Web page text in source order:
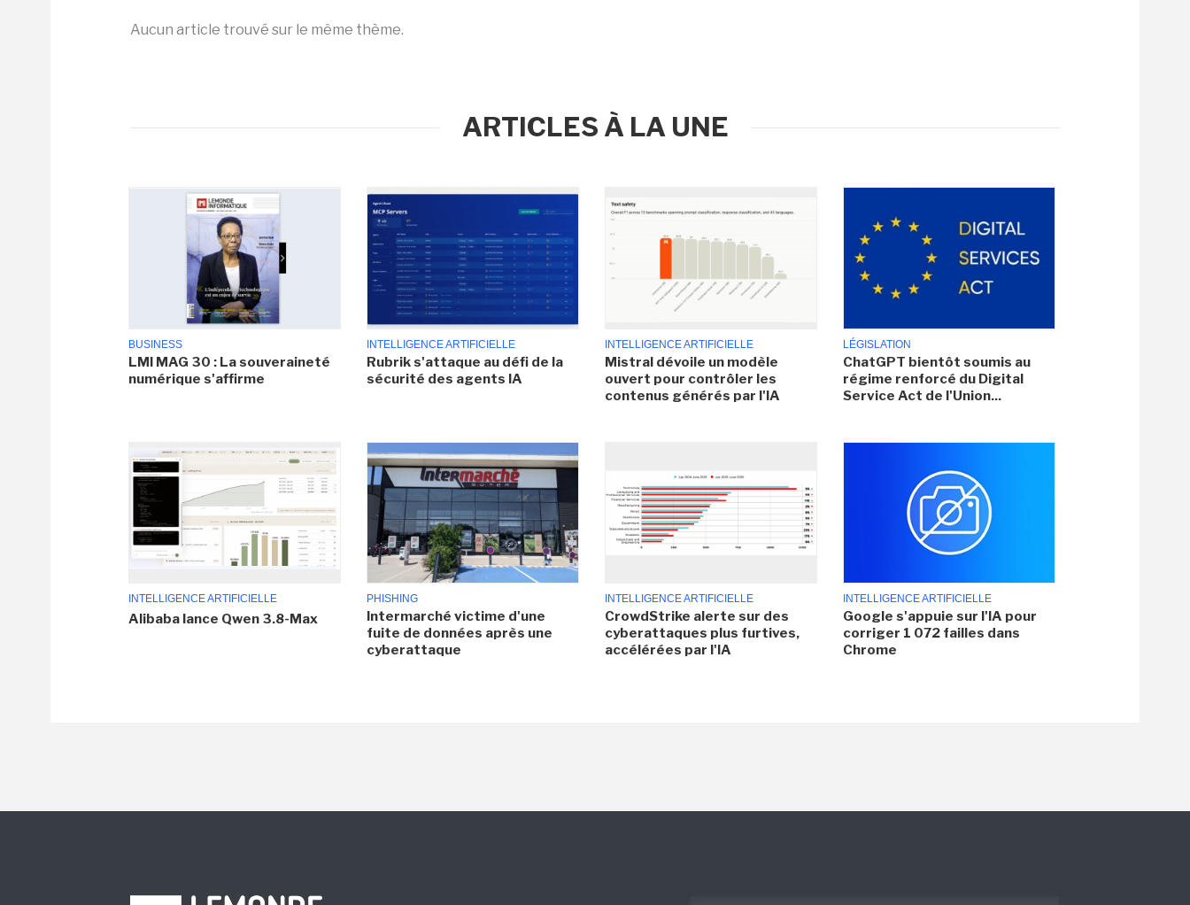
Aucun article trouvé sur le même thème.
ARTICLES À LA UNE
BUSINESS
LMI MAG 30 : La souveraineté
numérique s'affirme
INTELLIGENCE ARTIFICIELLE
Rubrik s'attaque au défi de la
sécurité des agents IA
INTELLIGENCE ARTIFICIELLE
Mistral dévoile un modèle
ouvert pour contrôler les
contenus générés par l'IA
LÉGISLATION
ChatGPT bientôt soumis au
régime renforcé du Digital
Service Act de l'Union...
INTELLIGENCE ARTIFICIELLE
Alibaba lance Qwen 3.8-Max
PHISHING
Intermarché victime d'une
fuite de données après une
cyberattaque
INTELLIGENCE ARTIFICIELLE
CrowdStrike alerte sur des
cyberattaques plus furtives,
accélérées par l'IA
INTELLIGENCE ARTIFICIELLE
Google s'appuie sur l'IA pour
corriger 1 072 failles dans
Chrome